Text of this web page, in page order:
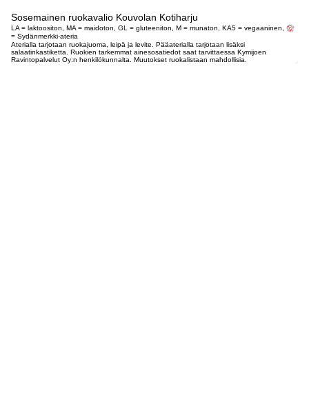
Sosemainen ruokavalio Kouvolan Kotiharju
LA = laktoositon, MA = maidoton, GL = gluteeniton, M = munaton, KA5 = vegaaninen,
= Sydänmerkki-ateria
Aterialla tarjotaan ruokajuoma, leipä ja levite. Pääaterialla tarjotaan lisäksi
salaatinkastiketta. Ruokien tarkemmat ainesosatiedot saat tarvittaessa Kymijoen
Ravintopalvelut Oy:n henkilökunnalta. Muutokset ruokalistaan mahdollisia.